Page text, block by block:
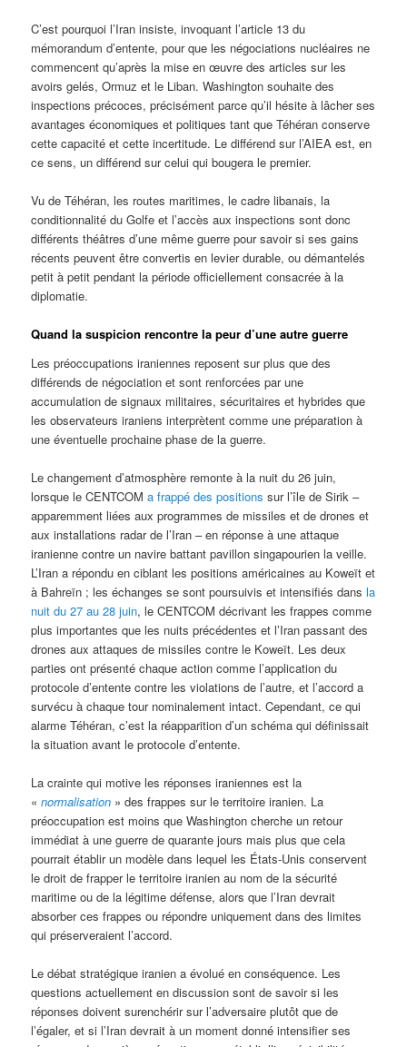
C’est pourquoi l’Iran insiste, invoquant l’article 13 du
mémorandum d’entente, pour que les négociations nucléaires ne
commencent qu’après la mise en œuvre des articles sur les
avoirs gelés, Ormuz et le Liban. Washington souhaite des
inspections précoces, précisément parce qu’il hésite à lâcher ses
avantages économiques et politiques tant que Téhéran conserve
cette capacité et cette incertitude. Le différend sur l’AIEA est, en
ce sens, un différend sur celui qui bougera le premier.
Vu de Téhéran, les routes maritimes, le cadre libanais, la
conditionnalité du Golfe et l’accès aux inspections sont donc
différents théâtres d’une même guerre pour savoir si ses gains
récents peuvent être convertis en levier durable, ou démantelés
petit à petit pendant la période officiellement consacrée à la
diplomatie.
Quand la suspicion rencontre la peur d’une autre guerre
Les préoccupations iraniennes reposent sur plus que des
différends de négociation et sont renforcées par une
accumulation de signaux militaires, sécuritaires et hybrides que
les observateurs iraniens interprètent comme une préparation à
une éventuelle prochaine phase de la guerre.
Le changement d’atmosphère remonte à la nuit du 26 juin,
lorsque le CENTCOMa frappé des positions sur l’île de Sirik –
apparemment liées aux programmes de missiles et de drones et
aux installations radar de l’Iran – en réponse à une attaque
iranienne contre un navire battant pavillon singapourien la veille.
L’Iran a répondu en ciblant les positions américaines au Koweït et
à Bahreïn ; les échanges se sont poursuivis et intensifiés dansla
nuit du 27 au 28 juin, le CENTCOM décrivant les frappes comme
plus importantes que les nuits précédentes et l’Iran passant des
drones aux attaques de missiles contre le Koweït. Les deux
parties ont présenté chaque action comme l’application du
protocole d’entente contre les violations de l’autre, et l’accord a
survécu à chaque tour nominalement intact. Cependant, ce qui
alarme Téhéran, c’est la réapparition d’un schéma qui définissait
la situation avant le protocole d’entente.
La crainte qui motive les réponses iraniennes est la
«normalisation » des frappes sur le territoire iranien. La
préoccupation est moins que Washington cherche un retour
immédiat à une guerre de quarante jours mais plus que cela
pourrait établir un modèle dans lequel les États-Unis conservent
le droit de frapper le territoire iranien au nom de la sécurité
maritime ou de la légitime défense, alors que l’Iran devrait
absorber ces frappes ou répondre uniquement dans des limites
qui préserveraient l’accord.
Le débat stratégique iranien a évolué en conséquence. Les
questions actuellement en discussion sont de savoir si les
réponses doivent surenchérir sur l’adversaire plutôt que de
l’égaler, et si l’Iran devrait à un moment donné intensifier ses